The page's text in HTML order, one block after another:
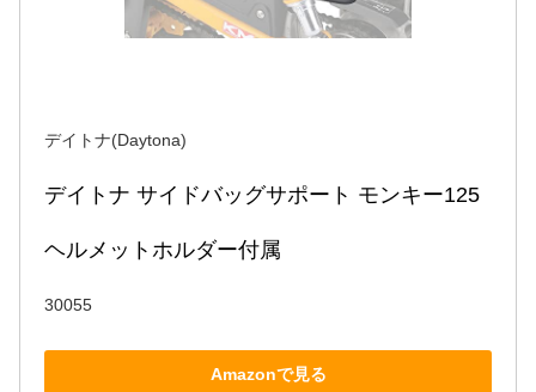
デイトナ(Daytona)
デイトナ サイドバッグサポート モンキー125
ヘルメットホルダー付属
30055
Amazonで見る